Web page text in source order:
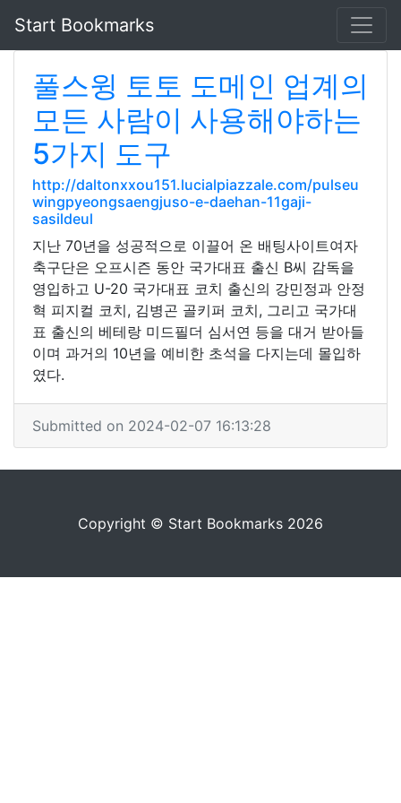
Start Bookmarks
풀스윙 토토 도메인 업계의
모든 사람이 사용해야하는
5가지 도구
http://daltonxxou151.lucialpiazzale.com/pulseu
wingpyeongsaengjuso-e-daehan-11gaji-
sasildeul
지난 70년을 성공적으로 이끌어 온 배팅사이트여자
축구단은 오프시즌 동안 국가대표 출신 B씨 감독을
영입하고 U-20 국가대표 코치 출신의 강민정과 안정
혁 피지컬 코치, 김병곤 골키퍼 코치, 그리고 국가대
표 출신의 베테랑 미드필더 심서연 등을 대거 받아들
이며 과거의 10년을 예비한 초석을 다지는데 몰입하
였다.
Submitted on 2024-02-07 16:13:28
Copyright © Start Bookmarks 2026